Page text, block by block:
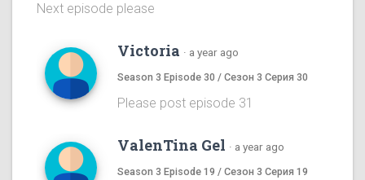
Next episode please
Victoria · a year ago
Season 3 Episode 30 / Сезон 3 Серия 30
Please post episode 31
ValenTina Gel · a year ago
Season 3 Episode 19 / Сезон 3 Серия 19